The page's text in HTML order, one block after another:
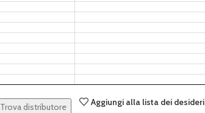
Trova distributore Aggiungi alla lista dei desideri